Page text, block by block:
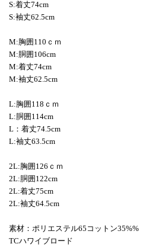
S:着丈74cm
S:袖丈62.5cm
M:胸囲110ｃｍ
M:胴囲106cm
M:着丈74cm
M:袖丈62.5cm
L:胸囲118ｃｍ
L:胴囲114cm
L：着丈74.5cm
L:袖丈63.5cm
2L:胸囲126ｃｍ
2L:胴囲122cm
2L:着丈75cm
2L:袖丈64.5cm
素材：ポリエステル65コットン35%%
TCハワイブロード